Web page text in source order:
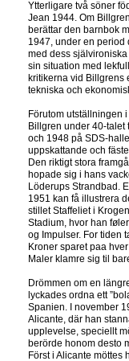
Ytterligare två söner
Jean 1944. Om
berättar den barnbok
1947, under en period
med dess
sin situation med
kritikerna vid Billgrens
tekniska och
Förutom utställningen
Billgren under 40-talet
och 1948 på SDS-
uppskattande och
Den riktigt stora
hopade sig i hans
Löderups Strandbad.
1951 kan få illustrera
stillet Staffeliet i
Stadium, hvor han
og Impulser. For tiden
Kroner sparet paa
Maler klamre sig til
Drömmen om en
lyckades ordna ett
Spanien. I november
Alicante, där han
upplevelse, speciellt
berörde honom desto
Först i Alicante möttes